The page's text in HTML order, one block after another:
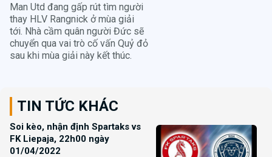
Man Utd đang gấp rút tìm người
thay HLV Rangnick ở mùa giải
tới. Nhà cầm quân người Đức sẽ
chuyển qua vai trò cố vấn Quỷ đỏ
sau khi mùa giải này kết thúc.
TIN TỨC KHÁC
Soi kèo, nhận định Spartaks vs
FK Liepaja, 22h00 ngày
01/04/2022